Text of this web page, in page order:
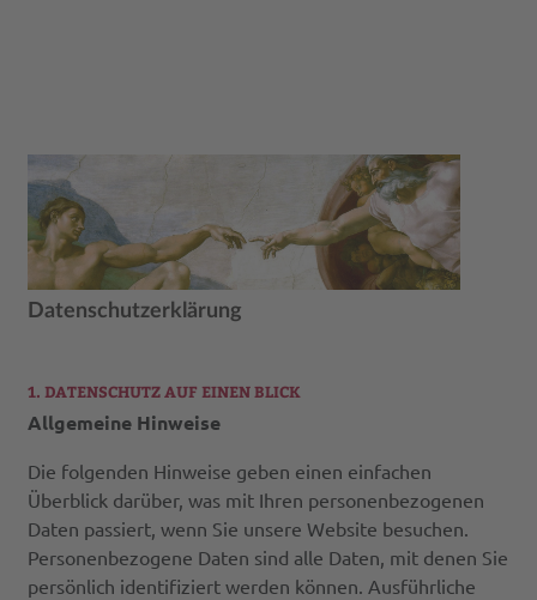
Datenschutzerklärung
1. DATENSCHUTZ AUF EINEN BLICK
Allgemeine Hinweise
Die folgenden Hinweise geben einen einfachen
Überblick darüber, was mit Ihren personenbezogenen
Daten passiert, wenn Sie unsere Website besuchen.
Personenbezogene Daten sind alle Daten, mit denen Sie
persönlich identifiziert werden können. Ausführliche